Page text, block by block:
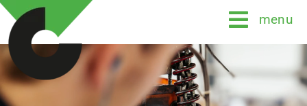
Skip
to
content
menu